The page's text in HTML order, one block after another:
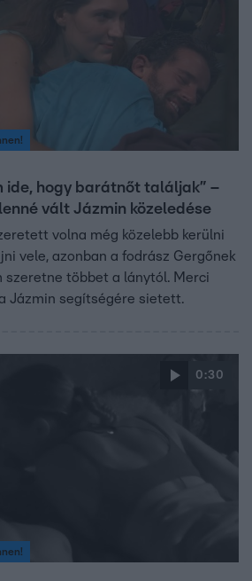
ide, hogy barátnőt találjak” –
vált Jázmin közeledése
volna még közelebb kerülni
vele, azonban a fodrász Gergőnek
szeretne többet a lánytól. Merci
Jázmin segítségére sietett.
0:30